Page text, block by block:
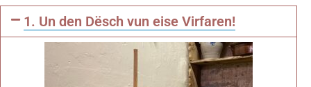
1. Un den Dësch vun eise Virfaren!